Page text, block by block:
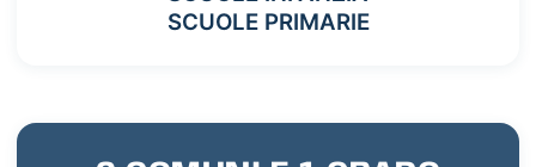
SCUOLE PRIMARIE